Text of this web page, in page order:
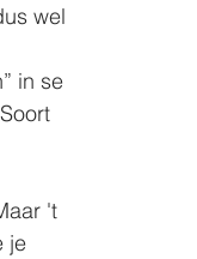
wel
in se
't
je